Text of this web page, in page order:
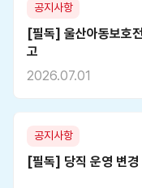
공지사항
[필독] 울산아동보호
고
2026.07.01
공지사항
[필독] 당직 운영 변경